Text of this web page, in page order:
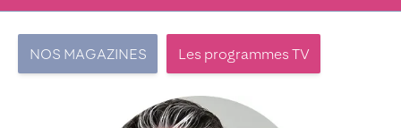
NOS MAGAZINES Les programmes TV